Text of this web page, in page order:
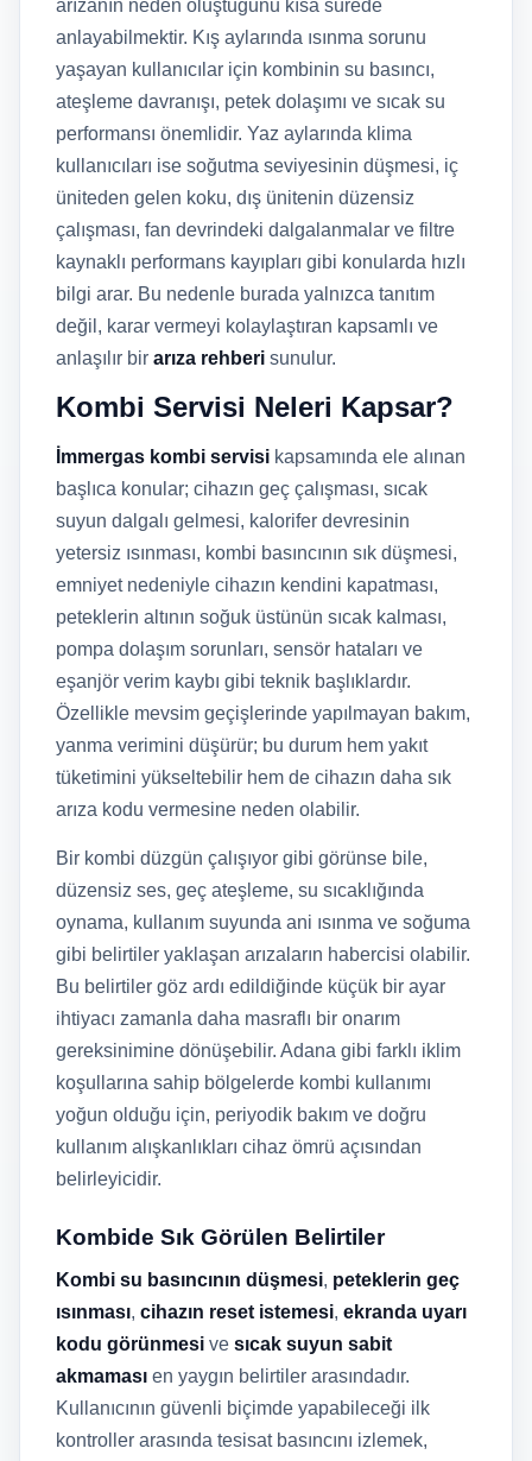
arızanın neden oluştuğunu kısa sürede
anlayabilmektir. Kış aylarında ısınma sorunu
yaşayan kullanıcılar için kombinin su basıncı,
ateşleme davranışı, petek dolaşımı ve sıcak su
performansı önemlidir. Yaz aylarında klima
kullanıcıları ise soğutma seviyesinin düşmesi, iç
üniteden gelen koku, dış ünitenin düzensiz
çalışması, fan devrindeki dalgalanmalar ve filtre
kaynaklı performans kayıpları gibi konularda hızlı
bilgi arar. Bu nedenle burada yalnızca tanıtım
değil, karar vermeyi kolaylaştıran kapsamlı ve
anlaşılır bir arıza rehberi sunulur.
Kombi Servisi Neleri Kapsar?
İmmergas kombi servisi kapsamında ele alınan
başlıca konular; cihazın geç çalışması, sıcak
suyun dalgalı gelmesi, kalorifer devresinin
yetersiz ısınması, kombi basıncının sık düşmesi,
emniyet nedeniyle cihazın kendini kapatması,
peteklerin altının soğuk üstünün sıcak kalması,
pompa dolaşım sorunları, sensör hataları ve
eşanjör verim kaybı gibi teknik başlıklardır.
Özellikle mevsim geçişlerinde yapılmayan bakım,
yanma verimini düşürür; bu durum hem yakıt
tüketimini yükseltebilir hem de cihazın daha sık
arıza kodu vermesine neden olabilir.
Bir kombi düzgün çalışıyor gibi görünse bile,
düzensiz ses, geç ateşleme, su sıcaklığında
oynama, kullanım suyunda ani ısınma ve soğuma
gibi belirtiler yaklaşan arızaların habercisi olabilir.
Bu belirtiler göz ardı edildiğinde küçük bir ayar
ihtiyacı zamanla daha masraflı bir onarım
gereksinimine dönüşebilir. Adana gibi farklı iklim
koşullarına sahip bölgelerde kombi kullanımı
yoğun olduğu için, periyodik bakım ve doğru
kullanım alışkanlıkları cihaz ömrü açısından
belirleyicidir.
Kombide Sık Görülen Belirtiler
Kombi su basıncının düşmesi, peteklerin geç
ısınması, cihazın reset istemesi, ekranda uyarı
kodu görünmesi ve sıcak suyun sabit
akmaması en yaygın belirtiler arasındadır.
Kullanıcının güvenli biçimde yapabileceği ilk
kontroller arasında tesisat basıncını izlemek,